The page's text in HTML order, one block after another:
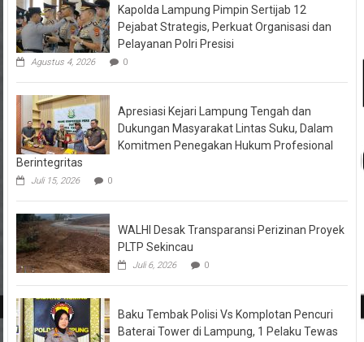
Kapolda Lampung Pimpin Sertijab 12
Pejabat Strategis, Perkuat Organisasi dan
Pelayanan Polri Presisi
Agustus 4, 2026 0
Apresiasi Kejari Lampung Tengah dan
Dukungan Masyarakat Lintas Suku, Dalam
Komitmen Penegakan Hukum Profesional
Berintegritas
Juli 15, 2026 0
WALHI Desak Transparansi Perizinan Proyek
PLTP Sekincau
Juli 6, 2026 0
Baku Tembak Polisi Vs Komplotan Pencuri
Baterai Tower di Lampung, 1 Pelaku Tewas